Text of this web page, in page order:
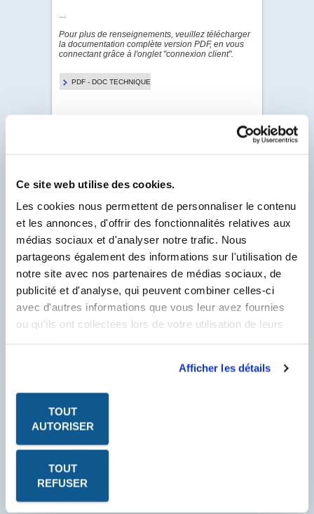
Ce site web utilise des cookies.
Les cookies nous permettent de personnaliser le contenu
et les annonces, d'offrir des fonctionnalités relatives aux
médias sociaux et d'analyser notre trafic. Nous
partageons également des informations sur l'utilisation de
notre site avec nos partenaires de médias sociaux, de
publicité et d'analyse, qui peuvent combiner celles-ci
avec d'autres informations que vous leur avez fournies
ou qu'ils ont collectées lors de votre utilisation de leurs
Afficher les détails
TOUT
AUTORISER
TOUT
REFUSER
PDF - DOC TECHNIQUE
Pour visualiser & télécharger tous les PDF de ce
N° Compte Client
* Champ obligatoire
Les fiches produits, les fiches de données de sécurité, les
le logiciel Acrobat Reader. Cliquez sur l'icône pour le
télécharger.
...
Pour plus de renseignements, veuillez télécharger
la documentation complète version PDF, en vous
connectant grâce à l'onglet "connexion client".